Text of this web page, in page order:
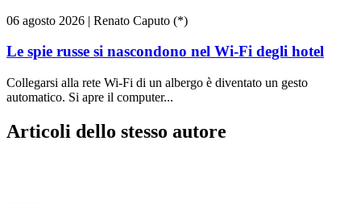
06 agosto 2026 | Renato Caputo (*)
Le spie russe si nascondono nel Wi-Fi degli hotel
Collegarsi alla rete Wi-Fi di un albergo è diventato un gesto
automatico. Si apre il computer...
Articoli dello stesso autore